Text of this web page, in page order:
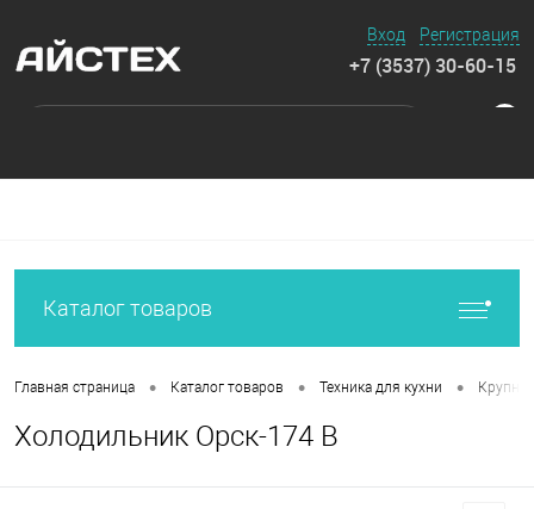
Вход Регистрация
+7 (3537) 30-60-15
Каталог товаров
Главная страница • Каталог товаров • Техника для кухни •
Холодильник Орск-174 B